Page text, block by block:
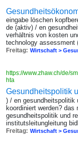
eingabe löschen
de (aktiv) / en
verhältnis von kosten
technology assessment
Freitag: Wirtschaft >
https://www.zhaw.ch/de/
hta
Gesundheitspolitik
) / en gesundheitspolitik
koordiniert werden?
gesundheitspolitik und
institutsleitungleitung
Freitag: Wirtschaft >